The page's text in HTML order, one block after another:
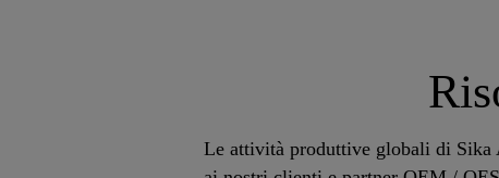
Le attività produttive globali di Sika